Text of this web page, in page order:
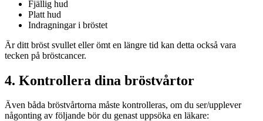
Fjällig hud
Platt hud
Indragningar i bröstet
Är ditt bröst svullet eller ömt en längre tid kan detta också vara
tecken på bröstcancer.
4. Kontrollera dina bröstvårtor
Även båda bröstvårtorna måste kontrolleras, om du ser/upplever
någonting av följande bör du genast uppsöka en läkare: